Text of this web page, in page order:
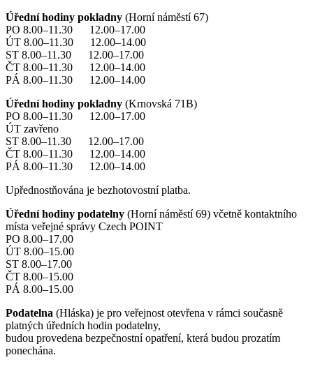
Úřední hodiny pokladny (Horní náměstí 67)
PO 8.00–11.30 12.00–17.00
ÚT 8.00–11.30 12.00–14.00
ST 8.00–11.30 12.00–17.00
ČT 8.00–11.30 12.00–14.00
PÁ 8.00–11.30 12.00–14.00
Úřední hodiny pokladny (Krnovská 71B)
PO 8.00–11.30 12.00–17.00
ÚT zavřeno
ST 8.00–11.30 12.00–17.00
ČT 8.00–11.30 12.00–14.00
PÁ 8.00–11.30 12.00–14.00
Upřednostňována je bezhotovostní platba.
Úřední hodiny podatelny (Horní náměstí 69) včetně kontaktního
místa veřejné správy Czech POINT
PO 8.00–17.00
ÚT 8.00–15.00
ST 8.00–17.00
ČT 8.00–15.00
PÁ 8.00–15.00
Podatelna (Hláska) je pro veřejnost otevřena v rámci současně
platných úředních hodin podatelny,
budou provedena bezpečnostní opatření, která budou prozatím
ponechána.